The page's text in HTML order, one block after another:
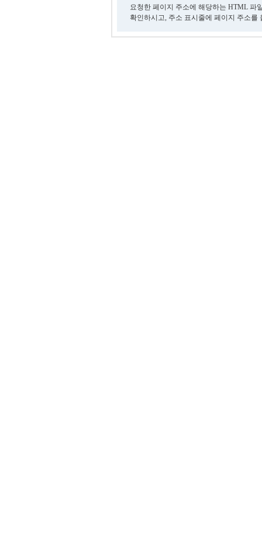
요청한 페이지 주소에 해당하는 HTML 파
확인하시고, 주소 표시줄에 페이지 주소